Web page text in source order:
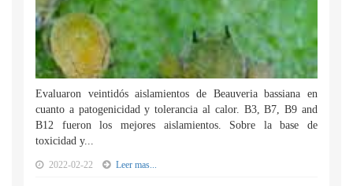
Evaluaron veintidós aislamientos de Beauveria bassiana en
cuanto a patogenicidad y tolerancia al calor. B3, B7, B9 and
B12 fueron los mejores aislamientos. Sobre la base de
toxicidad y...
2022-02-22 Leer mas...